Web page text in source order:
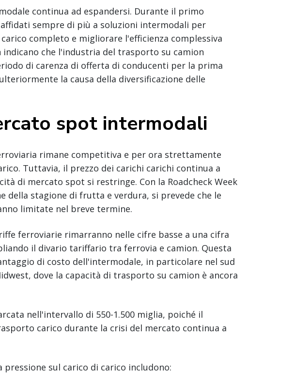
continua ad espandersi. Durante il primo
sempre di più a soluzioni intermodali per
completo e migliorare l'efficienza complessiva
indicano che l'industria del trasporto su camion
di carenza di offerta di conducenti per la prima
la causa della diversificazione delle
spot intermodali
rimane competitiva e per ora strettamente
Tuttavia, il prezzo dei carichi carichi continua a
di mercato spot si restringe. Con la Roadcheck Week
della stagione di frutta e verdura, si prevede che le
limitate nel breve termine.
ferroviarie rimarranno nelle cifre basse a una cifra
il divario tariffario tra ferrovia e camion. Questa
di costo dell'intermodale, in particolare nel sud
dove la capacità di trasporto su camion è ancora
nell'intervallo di 550-1.500 miglia, poiché il
carico durante la crisi del mercato continua a
sul carico di carico includono: